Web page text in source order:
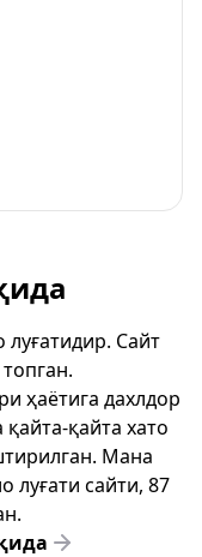
Сайт
ҳаётига дахлдор
қайта хато
Мана
луғати сайти, 87